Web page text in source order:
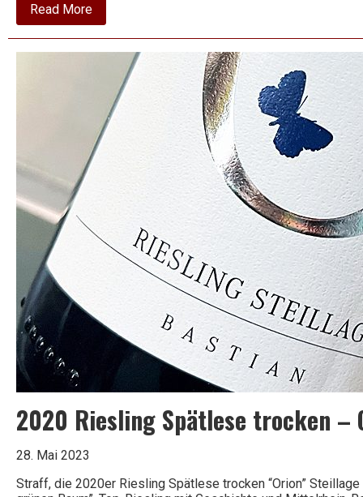
Read Moreabout
2019
Bobal
Terrerazo
Mustiguillo
2020 Riesling Spätlese trocken –
28. Mai 2023
Straff, die 2020er Riesling Spätlese trocken “Orion”